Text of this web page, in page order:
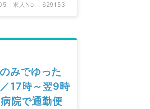
求人No. : 629153
みでゆった
17時～翌9時
院で通勤便